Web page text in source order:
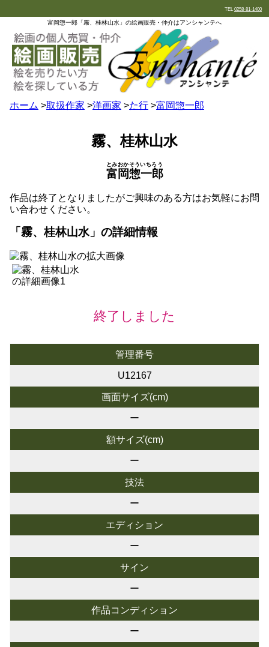
TEL 0258-81-1400
富岡惣一郎「霧、桂林山水」の絵画販売・仲介はアンシャンテへ
ホーム >取扱作家 >洋画家 >た行 >富岡惣一郎
霧、桂林山水
富岡惣一郎
とみおかそういちろう
作品は終了となりましたがご興味のある方はお気軽にお問
い合わせください。
「霧、桂林山水」の詳細情報
終了しました
管理番号
U12167
画面サイズ(cm)
ー
額サイズ(cm)
ー
技法
ー
エディション
ー
サイン
ー
作品コンディション
ー